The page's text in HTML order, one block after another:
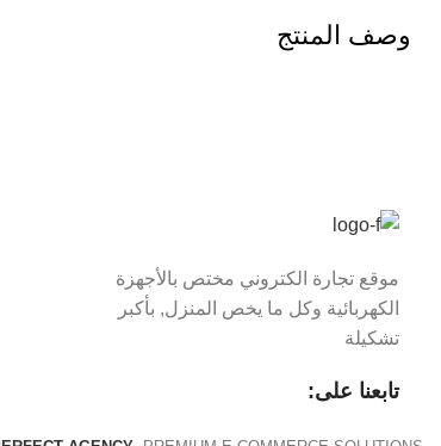
وصف المنتج
موقع تجارة الكتروني مختص بالأجهزة
الكهربائية وكل ما يخص المنزل, بأكبر
تشكيلة
تابعنا على: